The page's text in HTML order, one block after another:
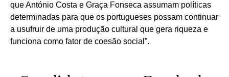
que António Costa e Graça Fonseca assumam políticas
determinadas para que os portugueses possam continuar
a usufruir de uma produção cultural que gera riqueza e
funciona como fator de coesão social”.